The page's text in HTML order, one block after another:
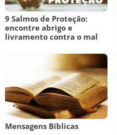
9 Salmos de Proteção:
encontre abrigo e
livramento contra o mal
Mensagens Bíblicas